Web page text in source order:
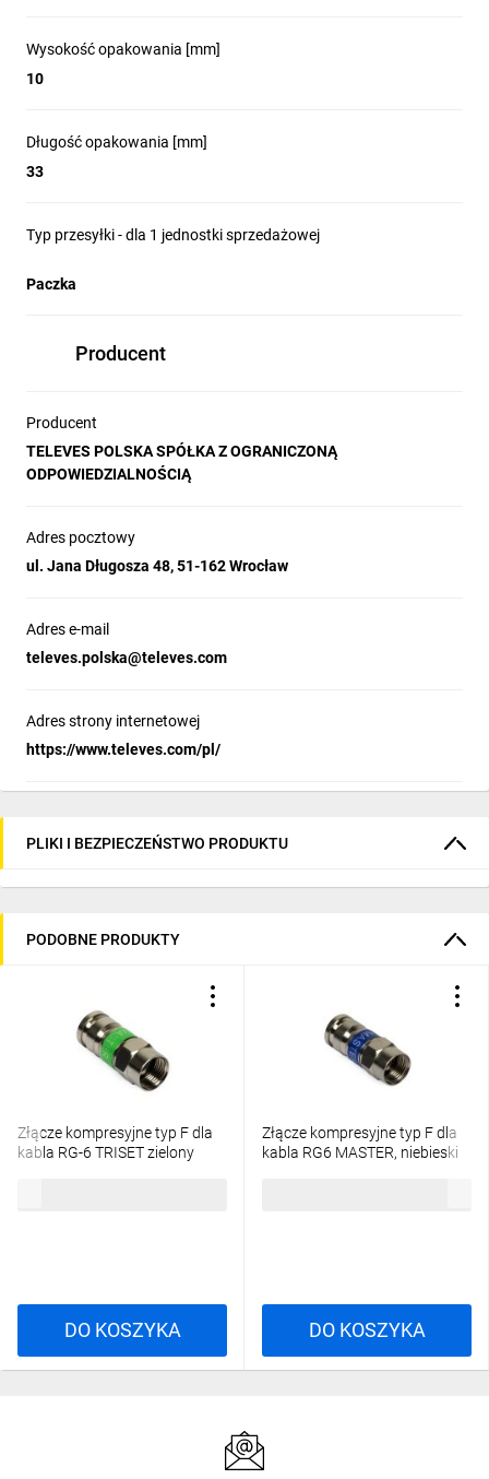
Wysokość opakowania [mm]
10
Długość opakowania [mm]
33
Typ przesyłki - dla 1 jednostki sprzedażowej
Paczka
Producent
Producent
TELEVES POLSKA SPÓŁKA Z OGRANICZONĄ
ODPOWIEDZIALNOŚCIĄ
Adres pocztowy
ul. Jana Długosza 48, 51-162 Wrocław
Adres e-mail
televes.polska@televes.com
Adres strony internetowej
https://www.televes.com/pl/
PLIKI I BEZPIECZEŃSTWO PRODUKTU
PODOBNE PRODUKTY
Złącze kompresyjne typ F dla
kabla RG-6 TRISET zielony
DO KOSZYKA
Złącze kompresyjne typ F dla
kabla RG6 MASTER, niebieski
DO KOSZYKA